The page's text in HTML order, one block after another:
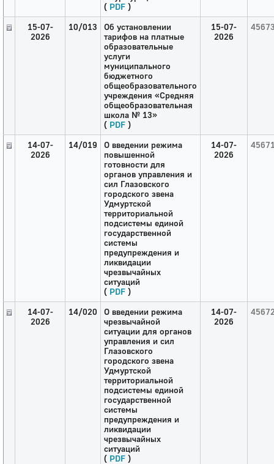
( PDF )
15-07-
2026
10/013
Об установлении
тарифов на платные
образовательные
услуги
муниципального
бюджетного
общеобразовательного
учреждения «Средняя
общеобразовательная
школа № 13»
( PDF )
15-07-
2026
14-07-
2026
14/019
О введении режима
повышенной
готовности для
органов управления и
сил Глазовского
городского звена
Удмуртской
территориальной
подсистемы единой
государственной
системы
предупреждения и
ликвидации
чрезвычайных
ситуаций
( PDF )
14-07-
2026
14-07-
2026
14/020
О введении режима
чрезвычайной
ситуации для органов
управления и сил
Глазовского
городского звена
Удмуртской
территориальной
подсистемы единой
государственной
системы
предупреждения и
ликвидации
чрезвычайных
ситуаций
( PDF )
14-07-
2026